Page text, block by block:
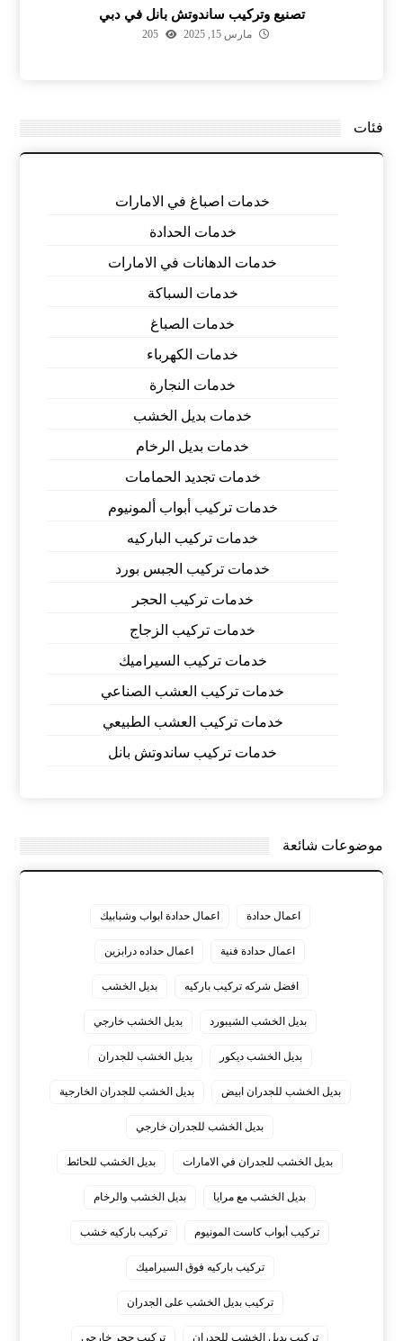
تصنيع وتركيب ساندوتش بانل في دبي
مارس 15, 2025 205
فئات
خدمات اصباغ في الامارات
خدمات الحدادة
خدمات الدهانات في الامارات
خدمات السباكة
خدمات الصباغ
خدمات الكهرباء
خدمات النجارة
خدمات بديل الخشب
خدمات بديل الرخام
خدمات تجديد الحمامات
خدمات تركيب أبواب ألمونيوم
خدمات تركيب الباركيه
خدمات تركيب الجبس بورد
خدمات تركيب الحجر
خدمات تركيب الزجاج
خدمات تركيب السيراميك
خدمات تركيب العشب الصناعي
خدمات تركيب العشب الطبيعي
خدمات تركيب ساندوتش بانل
موضوعات شائعة
اعمال حدادة اعمال حدادة ابواب وشبابيك
اعمال حدادة فنية اعمال حداده درابزين
افضل شركه تركيب باركيه بديل الخشب
بديل الخشب الشيبورد بديل الخشب خارجي
بديل الخشب ديكور بديل الخشب للجدران
بديل الخشب للجدران ابيض بديل الخشب للجدران الخارجية
بديل الخشب للجدران خارجي
بديل الخشب للجدران في الامارات بديل الخشب للحائط
بديل الخشب مع مرايا بديل الخشب والرخام
تركيب أبواب كاست المونيوم تركيب باركيه خشب
تركيب باركيه فوق السيراميك
تركيب بديل الخشب على الجدران
تركيب بديل الخشب للجدران تركيب حجر خارجي